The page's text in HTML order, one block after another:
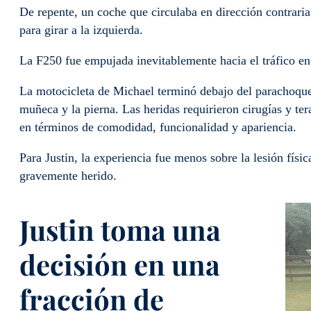
De repente, un coche que circulaba en dirección
para girar a la izquierda.
La F250 fue empujada inevitablemente hacia el tráfico
La motocicleta de Michael terminó debajo del
muñeca y la pierna. Las heridas requirieron cirugías y
en términos de comodidad, funcionalidad y apariencia.
Para Justin, la experiencia fue menos sobre la lesión
gravemente herido.
Justin toma una
decisión en una
fracción de